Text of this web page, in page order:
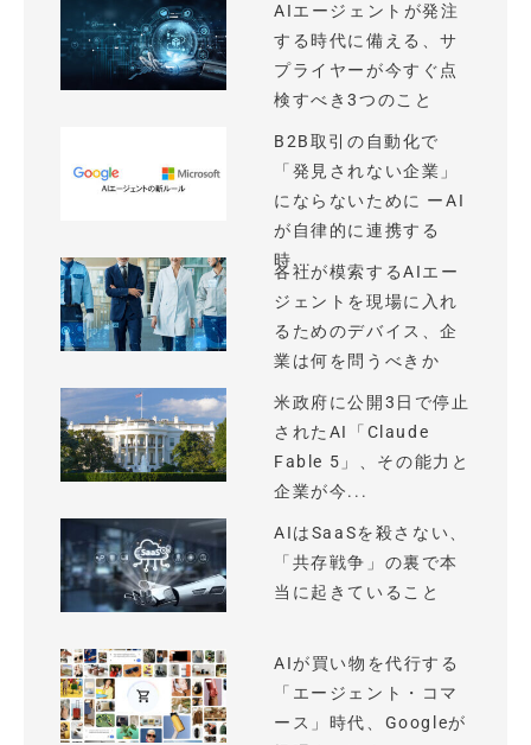
AIエージェントが発注
する時代に備える、サ
プライヤーが今すぐ点
検すべき3つのこと
B2B取引の自動化で
「発見されない企業」
にならないために ーAI
が自律的に連携する
時...
各社が模索するAIエー
ジェントを現場に入れ
るためのデバイス、企
業は何を問うべきか
米政府に公開3日で停止
されたAI「Claude
Fable 5」、その能力と
企業が今...
AIはSaaSを殺さない、
「共存戦争」の裏で本
当に起きていること
AIが買い物を代行する
「エージェント・コマ
ース」時代、Googleが